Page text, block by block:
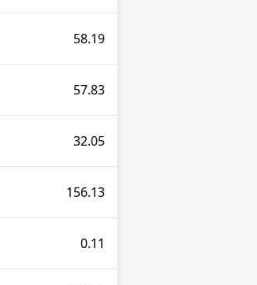
58.19
57.83
32.05
156.13
0.11